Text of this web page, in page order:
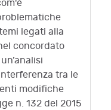
legati alla
concordato
tra le
modifiche
n. 132 del 2015